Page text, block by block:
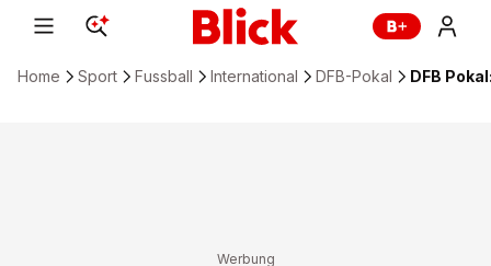
Home Sport Fussball International DFB-Pokal DFB